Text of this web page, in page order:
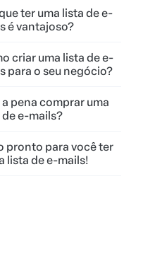
ter uma lista de e-
é vantajoso?
criar uma lista de e-
para o seu negócio?
a pena comprar uma
de e-mails?
pronto para você ter
lista de e-mails!